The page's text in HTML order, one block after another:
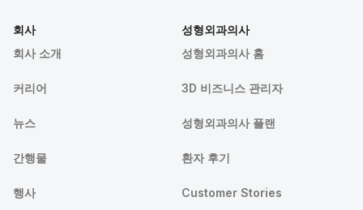
회사
회사 소개
커리어
뉴스
간행물
행사
성형외과의사
성형외과의사 홈
3D 비즈니스 관리자
성형외과의사 플랜
환자 후기
Customer Stories